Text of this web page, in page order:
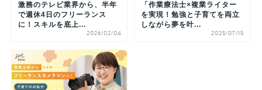
激務のテレビ業界から、半年
で週休4日のフリーランス
に！スキルを底上...
2026/02/04
「作業療法士×複業ライター
を実現！勉強と子育てを両立
しながら夢を叶...
2025/07/15